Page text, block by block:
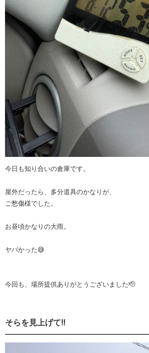
今日も知り合いの倉庫です。
屋外だったら、多分道具のかなりが、
ご愁傷様でした。
お昼頃かなりの大雨。
ヤバかった😅
今回も、場所提供ありがとうございました🫡
そらを見上げて‼️